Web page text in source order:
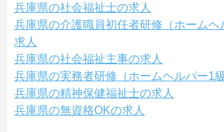
兵庫県の社会福祉士の求人
兵庫県の介護職員初任者研修（ホームヘ
求人
兵庫県の社会福祉主事の求人
兵庫県の実務者研修（ホームヘルパー1
兵庫県の精神保健福祉士の求人
兵庫県の無資格OKの求人